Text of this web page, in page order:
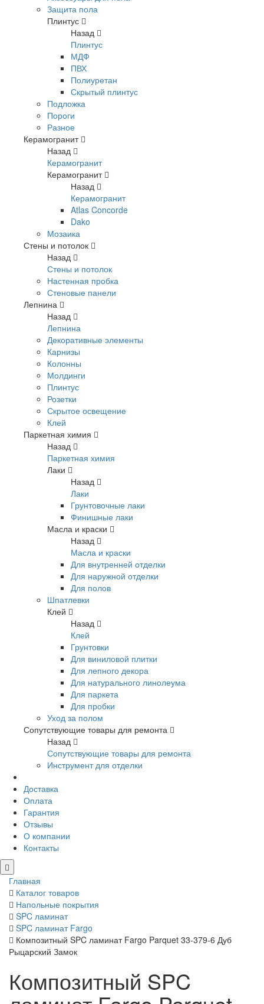
Защита пола
Плинтус
Назад
Плинтус
МДФ
ПВХ
Полиуретан
Скрытый плинтус
Подложка
Пороги
Разное
Керамогранит
Назад
Керамогранит
Керамогранит
Назад
Керамогранит
Atlas Concorde
Dako
Мозаика
Стены и потолок
Назад
Стены и потолок
Настенная пробка
Стеновые панели
Лепнина
Назад
Лепнина
Декоративные элементы
Карнизы
Колонны
Молдинги
Плинтус
Розетки
Скрытое освещение
Клей
Паркетная химия
Назад
Паркетная химия
Лаки
Назад
Лаки
Грунтовочные лаки
Финишные лаки
Масла и краски
Назад
Масла и краски
Для внутренней отделки
Для наружной отделки
Для полов
Шпатлевки
Клей
Назад
Клей
Грунтовки
Для виниловой плитки
Для лепного декора
Для натурального линолеума
Для паркета
Для пробки
Уход за полом
Сопутствующие товары для ремонта
Назад
Сопутствующие товары для ремонта
Инструмент для отделки
Доставка
Оплата
Гарантия
Отзывы
О компании
Контакты
Главная
Каталог товаров
Напольные покрытия
SPC ламинат
SPC ламинат Fargo
Композитный SPC ламинат Fargo Parquet 33-379-6 Дуб
Рыцарский Замок
Композитный SPC